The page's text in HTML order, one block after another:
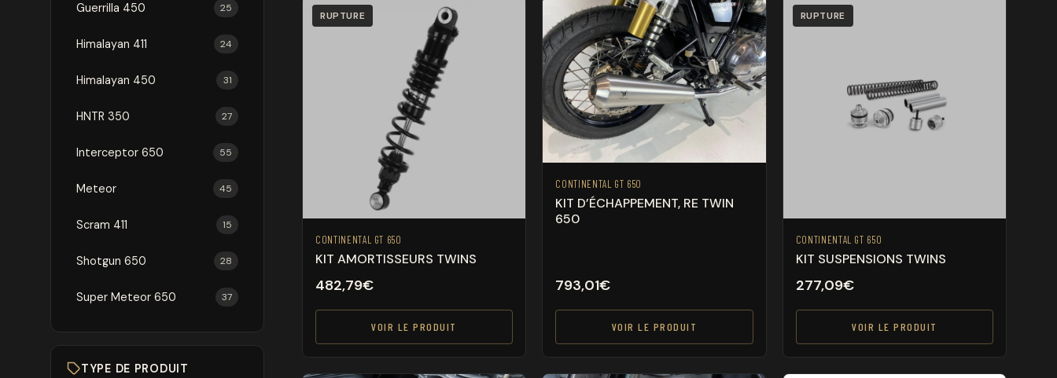
Guerrilla 450 25
Himalayan 411 24
Himalayan 450 31
HNTR 350 27
Interceptor 650 55
Meteor 45
Scram 411 15
Shotgun 650 28
Super Meteor 650 37
TYPE DE PRODUIT
RUPTURE
CONTINENTAL GT 650
KIT AMORTISSEURS TWINS
482,79€
VOIR LE PRODUIT
CONTINENTAL GT 650
KIT D’ÉCHAPPEMENT, RE TWIN
650
793,01€
VOIR LE PRODUIT
RUPTURE
CONTINENTAL GT 650
KIT SUSPENSIONS TWINS
277,09€
VOIR LE PRODUIT